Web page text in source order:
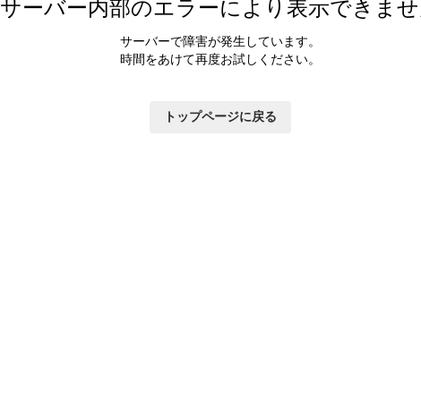
サーバー内部のエラーにより表示できま
サーバーで障害が発生しています。
時間をあけて再度お試しください。
トップページに戻る